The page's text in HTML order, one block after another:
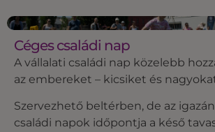
Céges családi nap
A vállalati családi nap közelebb
az embereket – kicsiket és
Szervezhető beltérben, de az
családi napok időpontja a késő